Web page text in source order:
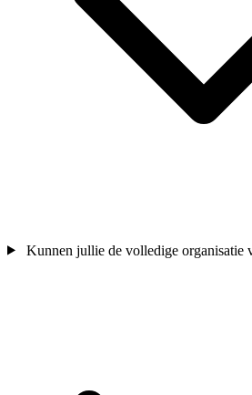
Kunnen jullie de volledige organisatie